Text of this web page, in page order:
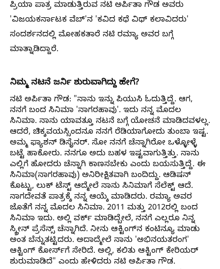
ಪ್ರಿಯಾ ಪಾತ್ರ ಮಾಡುತ್ತಿರುವ ನಟಿ ಅರ್ಪಿತಾ ಗೌಡ ಅವರು
'ವಿಜಯಕರ್ನಾಟಕ ವೆಬ್‌'ನ 'ಕವಿದ ಕಥೆ ವಿಥ್‌ ಕಲಾವಿದರು'
ಸಂದರ್ಶನದಲ್ಲಿ ಮೋಹಕತಾರೆ ನಟಿ ರಮ್ಯಾ ಅವರ ಬಗ್ಗೆ
ಮಾತ್ನಾಡಿದ್ದಾರೆ.
ನಿಮ್ಮ ನಟನೆ ಜರ್ನಿ ಶುರುವಾಗಿದ್ದು ಹೇಗೆ?
ನಟಿ ಅರ್ಪಿತಾ ಗೌಡ: "ನಾನು ಇನ್ನು ಪಿಯುಸಿ ಓದುತ್ತಿದ್ದೆ. ಆಗ,
ನನಗೆ ಬಂದ ಸಿನಿಮಾ 'ನಾಗರಹಾವು'. ಇದು ನನ್ನ ಮೊದಲ
ಸಿನಿಮಾ. ನಾನು ಯಾವತ್ತೂ ನಟನೆ ಬಗ್ಗೆ ಯೋಚನೆ ಮಾಡಿದವಳಲ್ಲ.
ಆದರೆ, ಚಿಕ್ಕವಯಸ್ಸಿಂದನೂ ನನಗೆ ರೆಡಿಯಾಗೋದು ತುಂಬಾ ಇಷ್ಟ.
ಅಮ್ಮ ಫ್ಯಾಶನ್‌ ಡಿಸೈನರ್‌. ಸೋ ನನಗೆ ಚೆನ್ನಾಗಿರೋ ಒಳ್ಳೋಳ್ಳೆ
ಬಟ್ಟೆ ಹಾಕೋರು. ನನಗೂ ಅದು ಬಹಳ ಇಷ್ಟವಾಗುತ್ತಿತ್ತು. ನಾನು
ಎಲ್ಲಿಗೆ ಹೋದರು ಚೆನ್ನಾಗಿ ಕಾಣಸಬೇಕು ಎಂದು ಬಯಸುತ್ತಿದ್ದೆ. ಈ
ಸಿನಿಮಾ(ನಾಗರಹಾವು) ಅನಿರೀಕ್ಷಿತವಾಗಿ ಬಂದಿದ್ದು. ಆಡಿಷನ್
ಕೊಟ್ಟು, ಲುಕ್‌ ಟೆಸ್ಟ್‌ ಆದ್ಮೇಲೆ ನಾನು ಸಿನಿಮಾಗೆ ಸೆಲೆಕ್ಟ್‌ ಆದೆ.
ನಾಗದೇವತೆ ಪಾತ್ರಕ್ಕೆ ನನ್ನ ಆಯ್ಕೆ ಮಾಡಿದರು. ರಮ್ಯಾ ಅವರ
ಜೊತೆಗೆ ನನ್ನ ಮೊದಲ ಸಿನಿಮಾ. 2011 ಮತ್ತು 2012ರಲ್ಲಿ ಬಂದ
ಸಿನಿಮಾ ಇದು. ಅಲ್ಲಿ ವರ್ಕ್‌ ಮಾಡಿದ್ಬೇಲೆ, ನನಗೆ ಎಲ್ಲರೂ ನಿನ್ನ
ಸ್ಕ್ರೀನ್ ಪ್ರೆಸೆನ್ಸ್‌ ಚೆನ್ನಾಗಿದೆ. ನೀನು ಆಕ್ಟಿಂಗ್‌ನ ಕಂಟಿನ್ಯೂ ಮಾಡು
ಅಂತ ಬೆನ್ನುತಟ್ಟಿದರು. ಅದಾದ್ಮೇಲೆ ನಾನು 'ಅಭಿನಯತರಂಗ'
ಆಕ್ಟಿಂಗ್‌ ಕೋರ್ಸ್‌ಗೆ ಸೇರಿದೆ. ಅಲ್ಲಿ, ಕಲಿತು ಆಕ್ಟಿಂಗ್‌ ಕೇರಿಯರ್‌
ಶುರುಮಾಡಿದೆ" ಎಂದು ಹೇಳಿದರು ನಟಿ ಅರ್ಪಿತಾ ಗೌಡ.